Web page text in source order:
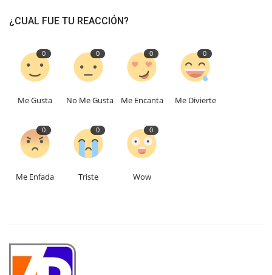
¿CUAL FUE TU REACCIÓN?
0
Me Gusta
0
No Me Gusta
0
Me Encanta
0
Me Divierte
0
Me Enfada
0
Triste
0
Wow